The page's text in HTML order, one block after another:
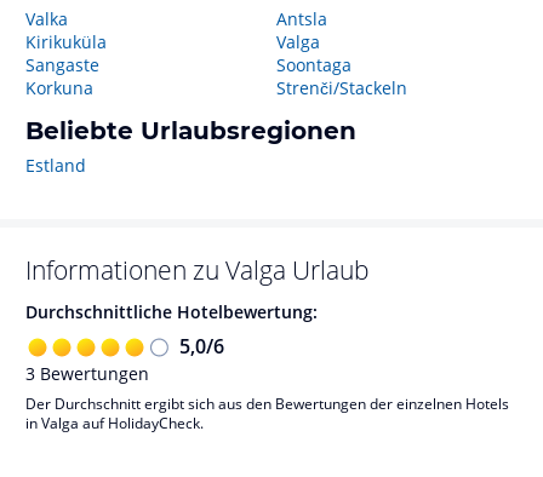
Valka
Kirikuküla
Sangaste
Korkuna
Antsla
Valga
Soontaga
Strenči/Stackeln
Beliebte Urlaubsregionen
Estland
Informationen zu Valga Urlaub
Durchschnittliche Hotelbewertung:
5,0/6
3 Bewertungen
Der Durchschnitt ergibt sich aus den Bewertungen der einzelnen Hotels
in Valga auf HolidayCheck.